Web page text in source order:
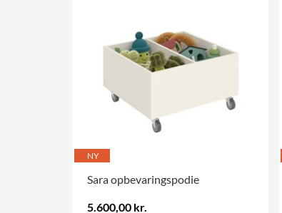
NY
Sara opbevaringspodie
5.600,00 kr.